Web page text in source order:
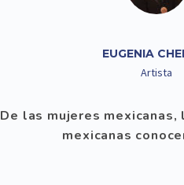
EUGENIA
Artista
De las mujeres mexicanas,
mexicanas